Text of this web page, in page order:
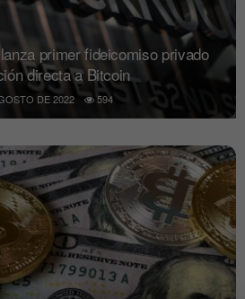
primer fideicomiso privado
directa a Bitcoin
DE 2022 594